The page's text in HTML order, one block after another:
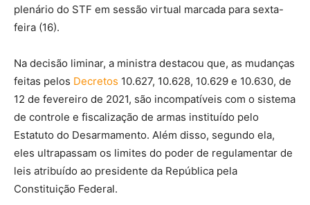
plenário do STF em sessão virtual marcada para sexta-
feira (16).
Na decisão liminar, a ministra destacou que, as mudanças
feitas pelos Decretos 10.627, 10.628, 10.629 e 10.630, de
12 de fevereiro de 2021, são incompatíveis com o sistema
de controle e fiscalização de armas instituído pelo
Estatuto do Desarmamento. Além disso, segundo ela,
eles ultrapassam os limites do poder de regulamentar de
leis atribuído ao presidente da República pela
Constituição Federal.